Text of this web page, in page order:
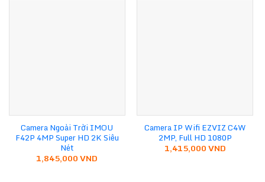
Camera Ngoài Trời IMOU
F42P 4MP Super HD 2K Siêu
Nét
1,845,000VND
Camera IP Wifi EZVIZ C4W
2MP, Full HD 1080P
1,415,000VND